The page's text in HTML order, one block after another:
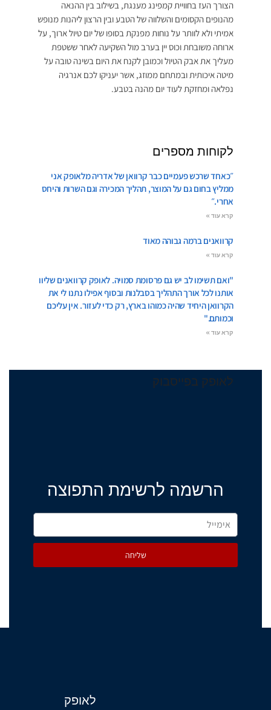
הצורך העז בחוויית קמפינג מענגת, בשילוב בין ההנאה
מהנופים הקסומים והשלווה של הטבע ובין הרצון ליהנות מנופש
אמיתי ולא לוותר על נוחות מפנקת בסופו של יום טיול ארוך, על
ארוחה משובחת וכוס יין בערב מול השקיעה לאחר ששטפת
מעליך את אבק הטיול וכמובן לקנח את היום בשינה טובה על
מיטה איכותית ובמתחם ממוזג, אשר יעניקו לכם אנרגיה
נפלאה ומחזקת לעוד יום מהנה בטבע.
לקוחות מספרים
״כאחד שרכש פעמיים כבר קרוואן של אדריה מלאופק אני
ממליץ בחום גם על המוצר, תהליך המכירה וגם השרות והיחס
אחרי.״
קרא עוד »
קרוואנים ברמה גבוהה מאוד
קרא עוד »
"ואם תשימו לב יש גם פרסומת סמויה. לאופק קרוואנים שליוו
אותנו לכל אורך התהליך בסבלנות ובסוף אפילו נתנו לי את
הקרוואן היחיד שהיה כמוהו בארץ, רק כדי לעזור. אין עליכם
וכמותם."
קרא עוד »
לאופק בפייסבוק
הרשמה לרשימת התפוצה
שליחה
לאופק